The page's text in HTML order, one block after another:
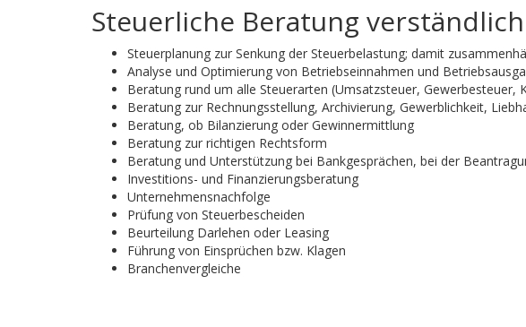
Steuerliche Beratung
Steuerplanung zur Senkung der Steuerbelastung; damit
Analyse und Optimierung von Betriebseinnahmen und
Beratung rund um alle Steuerarten (Umsatzsteuer, Gewerbesteuer,
Beratung zur Rechnungsstellung, Archivierung, Gewerblichkeit,
Beratung, ob Bilanzierung oder Gewinnermittlung
Beratung zur richtigen Rechtsform
Beratung und Unterstützung bei Bankgesprächen, bei der
Investitions- und Finanzierungsberatung
Unternehmensnachfolge
Prüfung von Steuerbescheiden
Beurteilung Darlehen oder Leasing
Führung von Einsprüchen bzw. Klagen
Branchenvergleiche